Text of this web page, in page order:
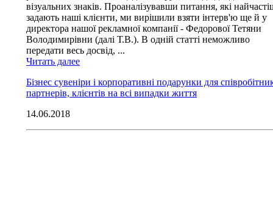
візуальних знаків. Проаналізувавши питання, які
задають наші клієнти, ми вирішили взяти інтерв'ю ще й у
директора нашої рекламної компанії - Федорової Тетяни
Володимирівни (далі Т.В.). В одній статті неможливо
передати весь досвід, ...
Читать далее
Бізнес сувеніри і корпоративні подарунки для
партнерів, клієнтів на всі випадки життя
14.06.2018